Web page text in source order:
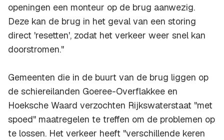
openingen een monteur op de brug aanwezig.
Deze kan de brug in het geval van een storing
direct 'resetten', zodat het verkeer weer snel kan
doorstromen."
Gemeenten die in de buurt van de brug liggen op
de schiereilanden Goeree-Overflakkee en
Hoeksche Waard verzochten Rijkswaterstaat "met
spoed" maatregelen te treffen om de problemen op
te lossen. Het verkeer heeft "verschillende keren